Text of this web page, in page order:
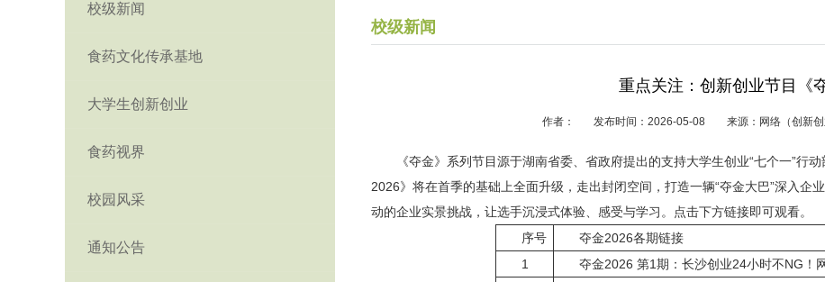
校级新闻
食药文化传承基地
大学生创新创业
食药视界
校园风采
通知公告
校级新闻
重点关注：创新创业节目《
作者： 发布时间：2026-05-08 来源：网络（创新
《夺金》系列节目源于湖南省委、省政府提出的支持大学生创业“七个一”行
2026》将在首季的基础上全面升级，走出封闭空间，打造一辆“夺金大巴”深入企
动的企业实景挑战，让选手沉浸式体验、感受与学习。点击下方链接即可观看。
序号
夺金2026各期链接
1
夺金2026 第1期：长沙创业24小时不NG！